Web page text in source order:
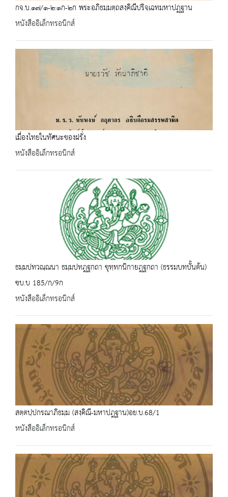
กจ.บ.๑๗/๑-๒:๑ก-๒ก พระอภิธมฺมตฺถสงฺคิณีปริจฺเฉทมหาปฏฺฐาน
หนังสืออิเล็กทรอนิกส์
เมื่องไทยในทัศนะของฝรั่ง
หนังสืออิเล็กทรอนิกส์
ธมฺมปทวณฺณนา ธมฺมปทฎฺฐกถา ขุทฺทกนิกายฎฺฐกถา (ธรรมบทบั้นต้น)
ชบ.บ 185/ก/9ก
หนังสืออิเล็กทรอนิกส์
สตฺตปฺปกรณาภิธมฺม (สงฺคิณี-มหาปฎฐาน)อย.บ.68/1
หนังสืออิเล็กทรอนิกส์